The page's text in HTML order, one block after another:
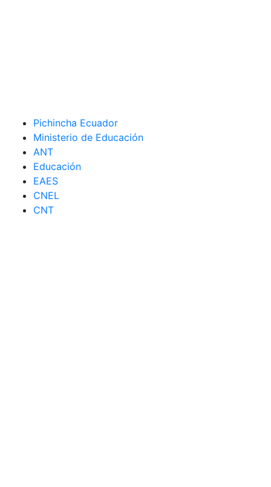
Pichincha Ecuador
Ministerio de Educación
ANT
Educación
EAES
CNEL
CNT